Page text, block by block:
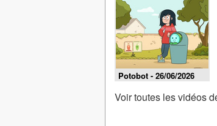
Potobot - 26/06/2026
Voir toutes les vidéos